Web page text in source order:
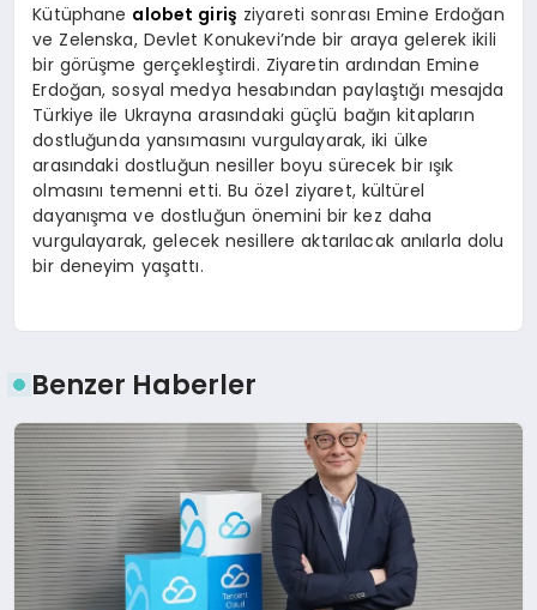
Kütüphane alobet giriş ziyareti sonrası Emine Erdoğan
ve Zelenska, Devlet Konukevi’nde bir araya gelerek ikili
bir görüşme gerçekleştirdi. Ziyaretin ardından Emine
Erdoğan, sosyal medya hesabından paylaştığı mesajda
Türkiye ile Ukrayna arasındaki güçlü bağın kitapların
dostluğunda yansımasını vurgulayarak, iki ülke
arasındaki dostluğun nesiller boyu sürecek bir ışık
olmasını temenni etti. Bu özel ziyaret, kültürel
dayanışma ve dostluğun önemini bir kez daha
vurgulayarak, gelecek nesillere aktarılacak anılarla dolu
bir deneyim yaşattı.
Benzer Haberler